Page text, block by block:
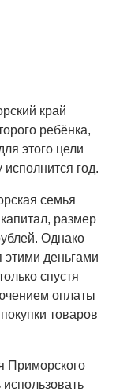
край
ребёнка,
этого цели
год.
семья
размер
Однако
этими деньгами
спустя
оплаты
товаров
Приморского